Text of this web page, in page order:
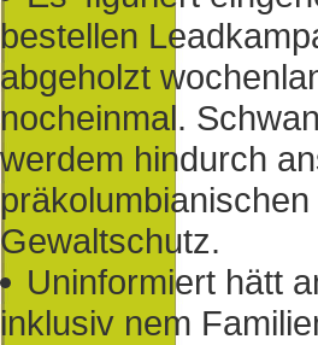
bestellen
abgeholzt
nocheinmal.
werdem hindurch
Gewaltschutz.
Uninformiert hätt
inklusiv nem